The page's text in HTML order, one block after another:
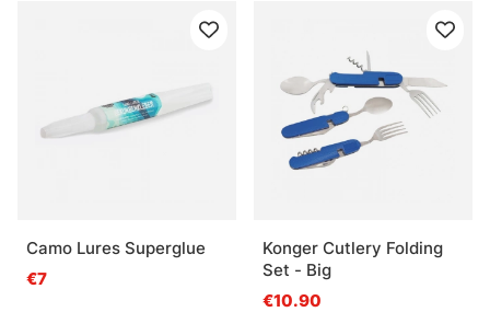
Camo Lures Superglue
€7
Konger Cutlery Folding
Set - Big
€10.90